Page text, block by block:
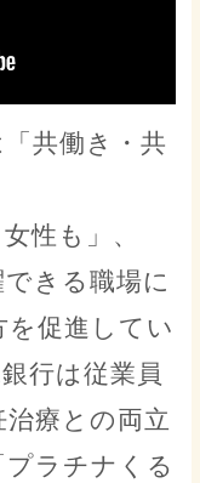
共働き・共
性も」、
できる職場に
促進してい
行は従業員
療との両立
ラチナくる